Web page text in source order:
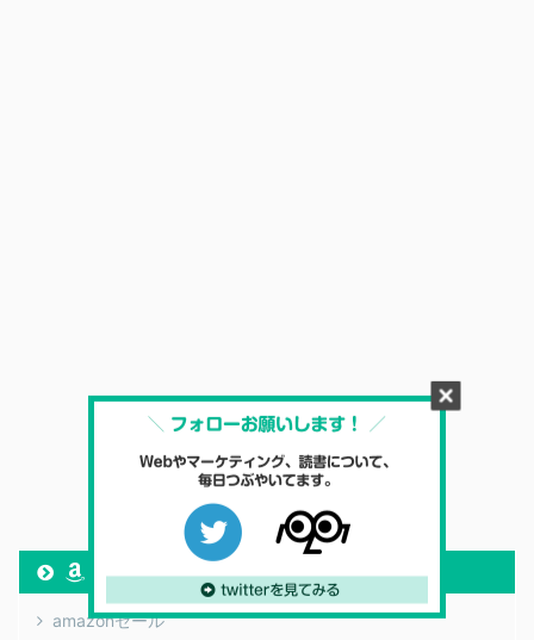
amazon
amazonセール